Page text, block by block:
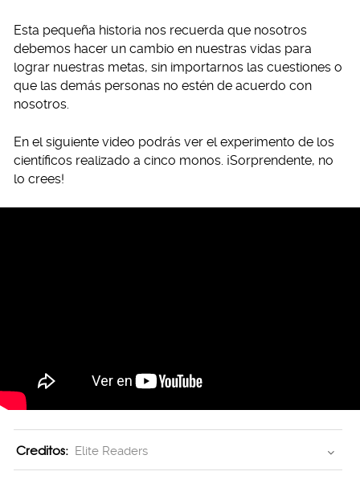
Esta pequeña historia nos recuerda que nosotros
debemos hacer un cambio en nuestras vidas para
lograr nuestras metas, sin importarnos las cuestiones o
que las demás personas no estén de acuerdo con
nosotros.
En el siguiente video podrás ver el experimento de los
científicos realizado a cinco monos. ¡Sorprendente, no
lo crees!
Creditos: Elite Readers